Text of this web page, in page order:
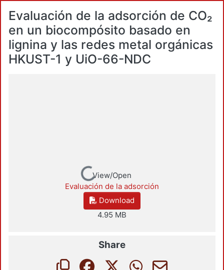
Evaluación de la adsorción de CO₂
en un biocompósito basado en
lignina y las redes metal orgánicas
HKUST-1 y UiO-66-NDC
Loading...
View/Open
Evaluación de la adsorción
Download
4.95 MB
Share